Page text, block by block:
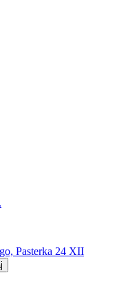
Pasterka 24 XII